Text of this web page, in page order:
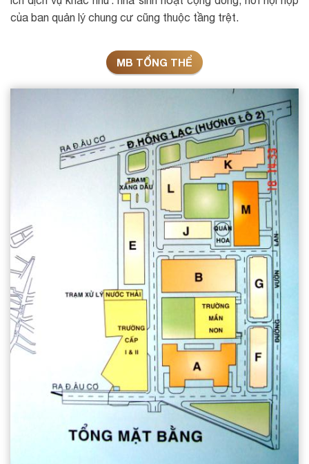
của ban quản lý chung cư cũng thuộc tầng trệt.
MB TỔNG THỂ